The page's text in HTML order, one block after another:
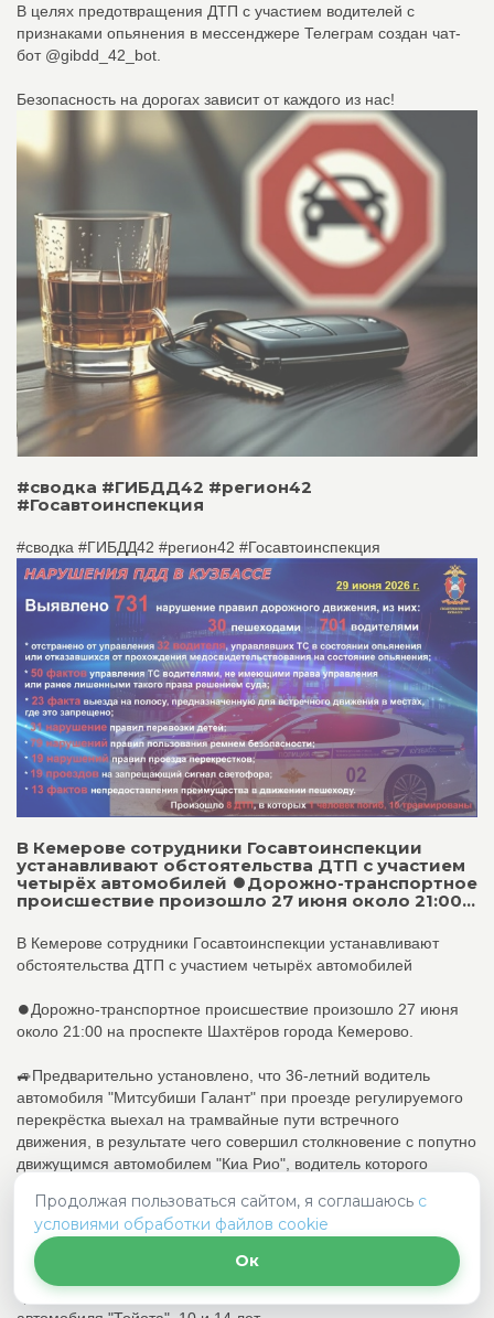
В целях предотвращения ДТП с участием водителей с
признаками опьянения в мессенджере Телеграм создан чат-
бот @gibdd_42_bot.
Безопасность на дорогах зависит от каждого из нас!
#сводка #ГИБДД42 #регион42
#Госавтоинспекция
#сводка #ГИБДД42 #регион42 #Госавтоинспекция
В Кемерове сотрудники Госавтоинспекции
устанавливают обстоятельства ДТП с участием
четырёх автомобилей ⏺Дорожно-транспортное
происшествие произошло 27 июня около 21:00...
В Кемерове сотрудники Госавтоинспекции устанавливают
обстоятельства ДТП с участием четырёх автомобилей
⏺Дорожно-транспортное происшествие произошло 27 июня
около 21:00 на проспекте Шахтёров города Кемерово.
🚙Предварительно установлено, что 36-летний водитель
автомобиля "Митсубиши Галант" при проезде регулируемого
перекрёстка выехал на трамвайные пути встречного
движения, в результате чего совершил столкновение с попутно
движущимся автомобилем "Киа Рио", водитель которого
"Митсубиши Галант" отбросило на автомобиль "Форд Мондео",
а "Форд" — на "Тойоту Витс".
🚑В результате дорожно-транспортного происшествия были
травмированы два несовершеннолетних пассажира
Продолжая пользоваться сайтом, я соглашаюсь с
условиями обработки файлов cookie
Ок